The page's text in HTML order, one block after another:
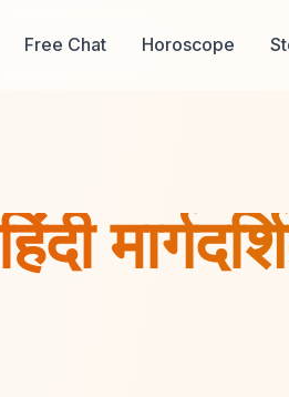
Free Chat Horoscope